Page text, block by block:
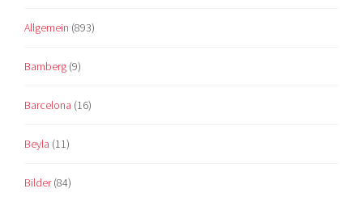
Allgemein (893)
Bamberg (9)
Barcelona (16)
Beyla (11)
Bilder(84)